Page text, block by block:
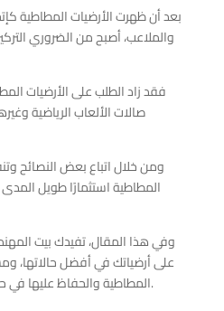
بعد أن ظهرت الأرضيات المطاطية
والملاعب، أصبح من الضروري
فقد زاد الطلب على الأرضيات
صالات الألعاب الرياضية
ومن خلال اتباع بعض النصائح
المطاطية استثمارًا طويل
وفي هذا المقال، تفيدك بيت
على أرضياتك في أفضل حالاتها،
المطاطية والحفاظ عليها في حالتها الأصلية لسنوات قادمة.